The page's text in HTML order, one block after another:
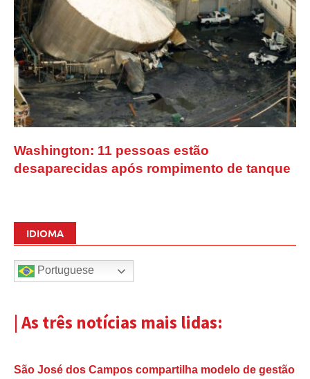
Washington: 11 pessoas estão
desaparecidas após rompimento de tanque
IDIOMA
Portuguese
| As três notícias mais lidas:
São José dos Campos compartilha modelo de gestão